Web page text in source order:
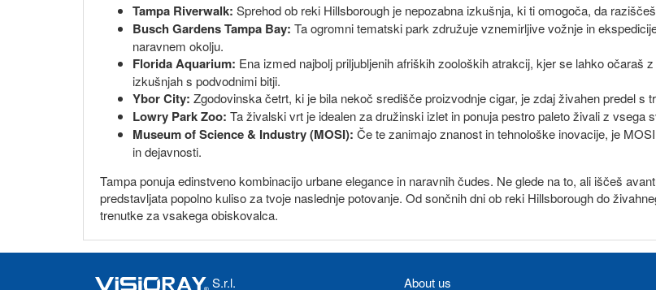
Tampa Riverwalk: Sprehod ob reki Hillsborough je nepozabna izkušnja, ki ti omogoča, da
Busch Gardens Tampa Bay: Ta ogromni tematski park združuje vznemirljive vožnje in
naravnem okolju.
Florida Aquarium: Ena izmed najbolj priljubljenih afriških zooloških atrakcij, kjer se lahko
izkušnjah s podvodnimi bitji.
Ybor City: Zgodovinska četrt, ki je bila nekoč središče proizvodnje cigar, je zdaj živahen predel s
Lowry Park Zoo: Ta živalski vrt je idealen za družinski izlet in ponuja pestro paleto živali z vsega
Museum of Science & Industry (MOSI): Če te zanimajo znanost in tehnološke inovacije, je
in dejavnosti.
Tampa ponuja edinstveno kombinacijo urbane elegance in naravnih čudes. Ne glede na to, ali iščeš
predstavljata popolno kuliso za tvoje naslednje potovanje. Od sončnih dni ob reki Hillsborough do
trenutke za vsakega obiskovalca.
S.r.l. About us